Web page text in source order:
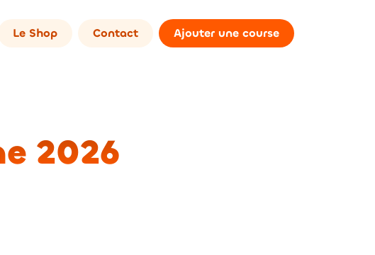
Le Shop Contact Ajouter une course
2026